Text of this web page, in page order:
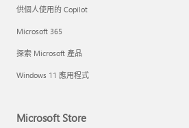
供個人使用的 Copilot
Microsoft 365
探索 Microsoft 產品
Windows 11 應用程式
Microsoft Store